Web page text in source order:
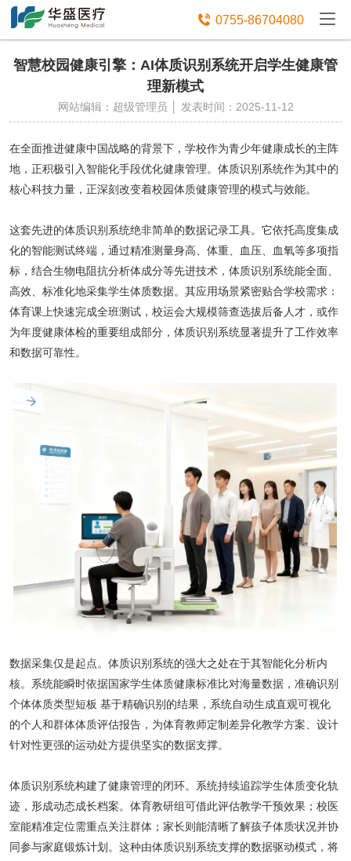
 0755-86704080
智慧校园健康引擎：AI体质识别系统开启学生健康管
理新模式
网站编辑：超级管理员 │ 发表时间：2025-11-12
在全面推进健康中国战略的背景下，学校作为青少年健康成长的主阵
地，正积极引入智能化手段优化健康管理。体质识别系统作为其中的
核心科技力量，正深刻改变着校园体质健康管理的模式与效能。
这套先进的体质识别系统绝非简单的数据记录工具。它依托高度集成
化的智能测试终端，通过精准测量身高、体重、血压、血氧等多项指
标，结合生物电阻抗分析体成分等先进技术，体质识别系统能全面、
高效、标准化地采集学生体质数据。其应用场景紧密贴合学校需求：
体育课上快速完成全班测试，校运会大规模筛查选拔后备人才，或作
为年度健康体检的重要组成部分，体质识别系统显著提升了工作效率
和数据可靠性。
数据采集仅是起点。体质识别系统的强大之处在于其智能化分析内
核。系统能瞬时依据国家学生体质健康标准比对海量数据，准确识别
个体体质类型短板 基于精确识别的结果，系统自动生成直观可视化
的个人和群体体质评估报告，为体育教师定制差异化教学方案、设计
针对性更强的运动处方提供坚实的数据支撑。
体质识别系统构建了健康管理的闭环。系统持续追踪学生体质变化轨
迹，形成动态成长档案。体育教研组可借此评估教学干预效果；校医
室能精准定位需重点关注群体；家长则能清晰了解孩子体质状况并协
同参与家庭锻炼计划。这种由体质识别系统支撑的数据驱动模式，将